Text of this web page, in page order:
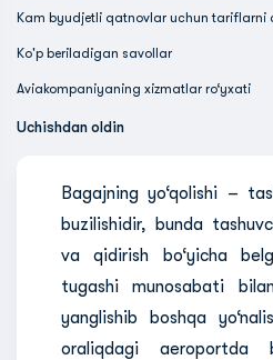
Kam byudjetli qatnovlar uchun tariflarni
Ko'p beriladigan savollar
Aviakompaniyaning xizmatlar ro‘yxati
Uchishdan oldin
Bagajning yo‘qolishi –
buzilishidir, bunda
va qidirish bo‘yicha
tugashi munosabati
yanglishib boshqa
oraliqdagi aeroportda